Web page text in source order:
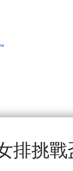
排挑戰